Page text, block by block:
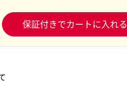
保証付きでカートに入れる